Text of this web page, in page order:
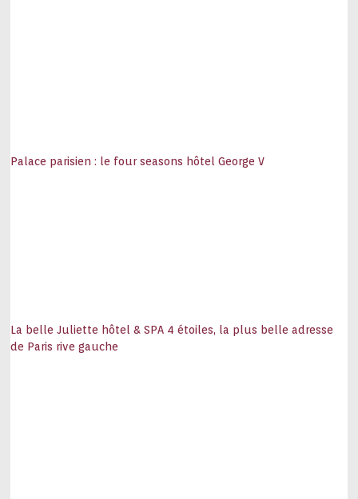
Palace parisien : le four seasons hôtel George V
La belle Juliette hôtel & SPA 4 étoiles, la plus belle adresse
de Paris rive gauche